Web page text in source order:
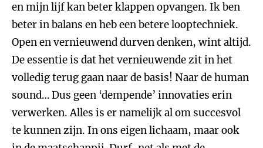
en mijn lijf kan beter klappen opvangen. Ik ben
beter in balans en heb een betere looptechniek.
Open en vernieuwend durven denken, wint altijd.
De essentie is dat het vernieuwende zit in het
volledig terug gaan naar de basis! Naar de human
sound… Dus geen ‘dempende’ innovaties erin
verwerken. Alles is er namelijk al om succesvol
te kunnen zijn. In ons eigen lichaam, maar ook